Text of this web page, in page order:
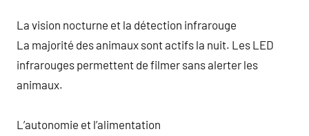
La vision nocturne et la détection infrarouge
La majorité des animaux sont actifs la nuit. Les LED
infrarouges permettent de filmer sans alerter les
animaux.
L’autonomie et l’alimentation